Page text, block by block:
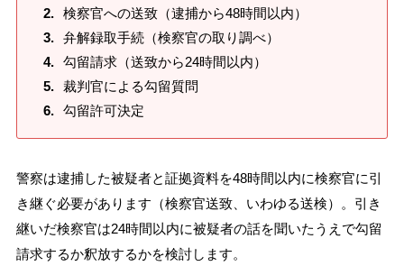
検察官への送致（逮捕から48時間以内）
弁解録取手続（検察官の取り調べ）
勾留請求（送致から24時間以内）
裁判官による勾留質問
勾留許可決定
警察は逮捕した被疑者と証拠資料を48時間以内に検察官に引
き継ぐ必要があります（検察官送致、いわゆる送検）。引き
継いだ検察官は24時間以内に被疑者の話を聞いたうえで勾留
請求するか釈放するかを検討します。